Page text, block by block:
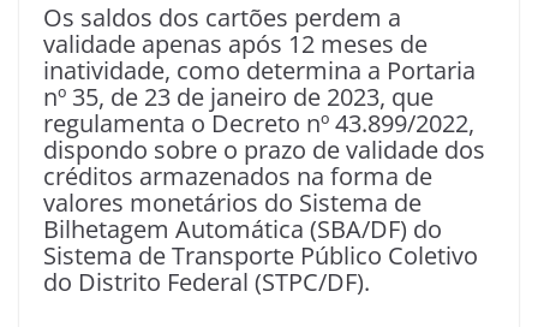
Os saldos dos cartões perdem a
validade apenas após 12 meses de
inatividade, como determina a Portaria
nº 35, de 23 de janeiro de 2023, que
regulamenta o Decreto nº 43.899/2022,
dispondo sobre o prazo de validade dos
créditos armazenados na forma de
valores monetários do Sistema de
Bilhetagem Automática (SBA/DF) do
Sistema de Transporte Público Coletivo
do Distrito Federal (STPC/DF).